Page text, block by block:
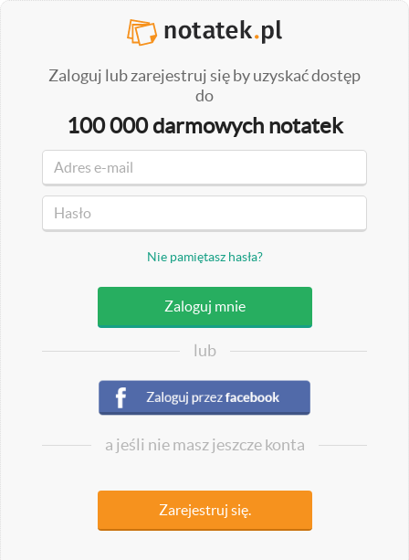
Zaloguj lub zarejestruj się by uzyskać dostęp
do
100 000 darmowych notatek
Nie pamiętasz hasła?
lub
a jeśli nie masz jeszcze konta
Zarejestruj się.